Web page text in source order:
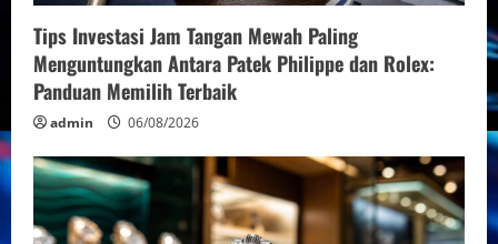
Tips Investasi Jam Tangan Mewah Paling
Menguntungkan Antara Patek Philippe dan Rolex:
Panduan Memilih Terbaik
admin 06/08/2026